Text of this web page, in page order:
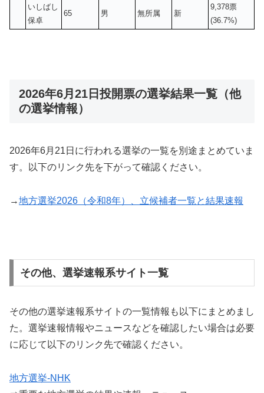
いしばし
保卓
65 男 無所属 新
9,378票
(36.7%)
2026年6月21日投開票の選挙結果一覧（他
の選挙情報）
2026年6月21日に行われる選挙の一覧を別途まとめていま
す。以下のリンク先を下がって確認ください。
→地方選挙2026（令和8年）、立候補者一覧と結果速報
その他、選挙速報系サイト一覧
その他の選挙速報系サイトの一覧情報も以下にまとめまし
た。選挙速報情報やニュースなどを確認したい場合は必要
に応じて以下のリンク先で確認ください。
地方選挙-NHK